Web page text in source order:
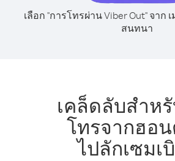
เลือก "การโทรผ่าน Viber Out" จาก
สนทนา
เคล็ดลับสำห
โทรจากฮอ
ไปลักเซมเ